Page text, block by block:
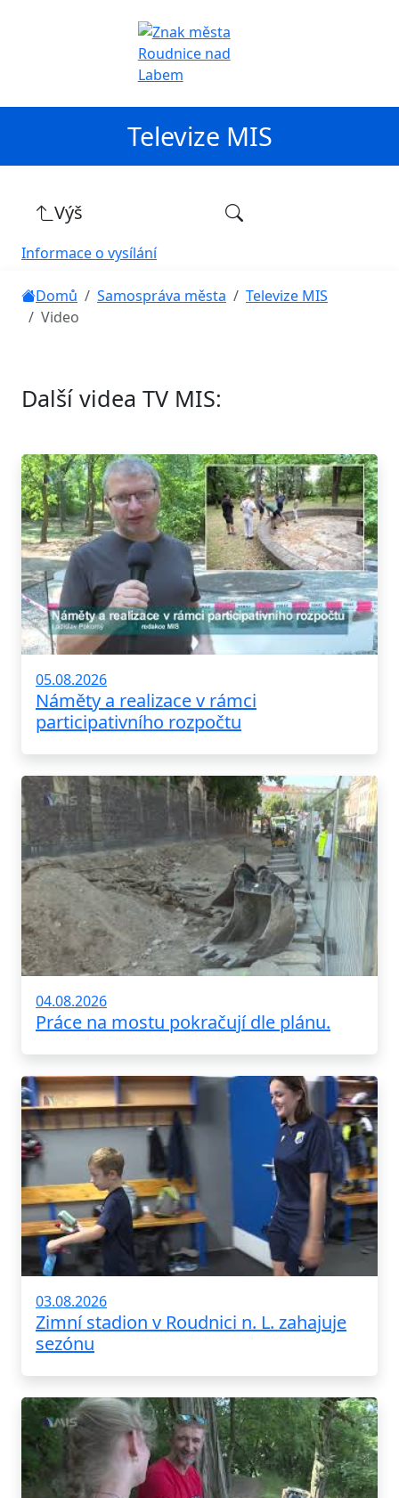
Televize MIS
Výš
Informace o vysílání
Domů Samospráva města
Televize MIS
Video
Další videa TV MIS:
05.08.2026
Náměty a realizace v rámci
participativního rozpočtu
04.08.2026
Práce na mostu pokračují dle plánu.
03.08.2026
Zimní stadion v Roudnici n. L. zahajuje
sezónu